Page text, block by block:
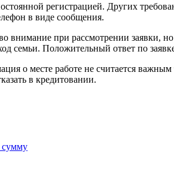
регистрацией. Других
в виде сообщения.
во внимание при рассмотрении
семьи. Положительный ответ по
о месте работе не считается
в кредитовании.
сумму